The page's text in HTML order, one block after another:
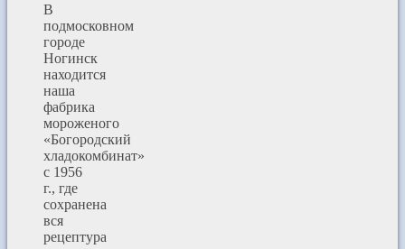
В
подмосковном
городе
Ногинск
находится
наша
фабрика
мороженого
«Богородский
хладокомбинат»
с 1956
г., где
сохранена
вся
рецептура